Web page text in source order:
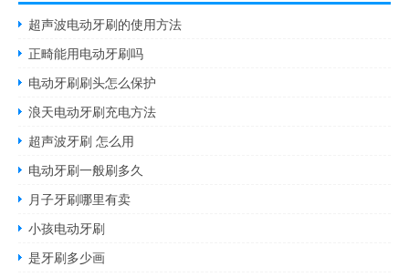
超声波电动牙刷的使用方法
正畸能用电动牙刷吗
电动牙刷刷头怎么保护
浪天电动牙刷充电方法
超声波牙刷 怎么用
电动牙刷一般刷多久
月子牙刷哪里有卖
小孩电动牙刷
是牙刷多少画